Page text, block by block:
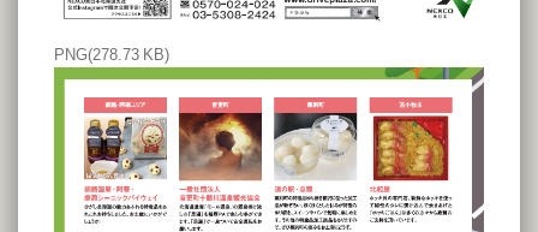
PNG(278.73 KB)